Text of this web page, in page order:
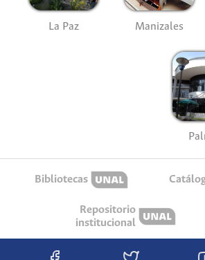
La Paz Manizales
Bibliotecas
Repositorio
institucional